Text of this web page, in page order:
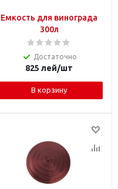
Емкость для винограда
300л
Достаточно
825 лей/шт
В корзину